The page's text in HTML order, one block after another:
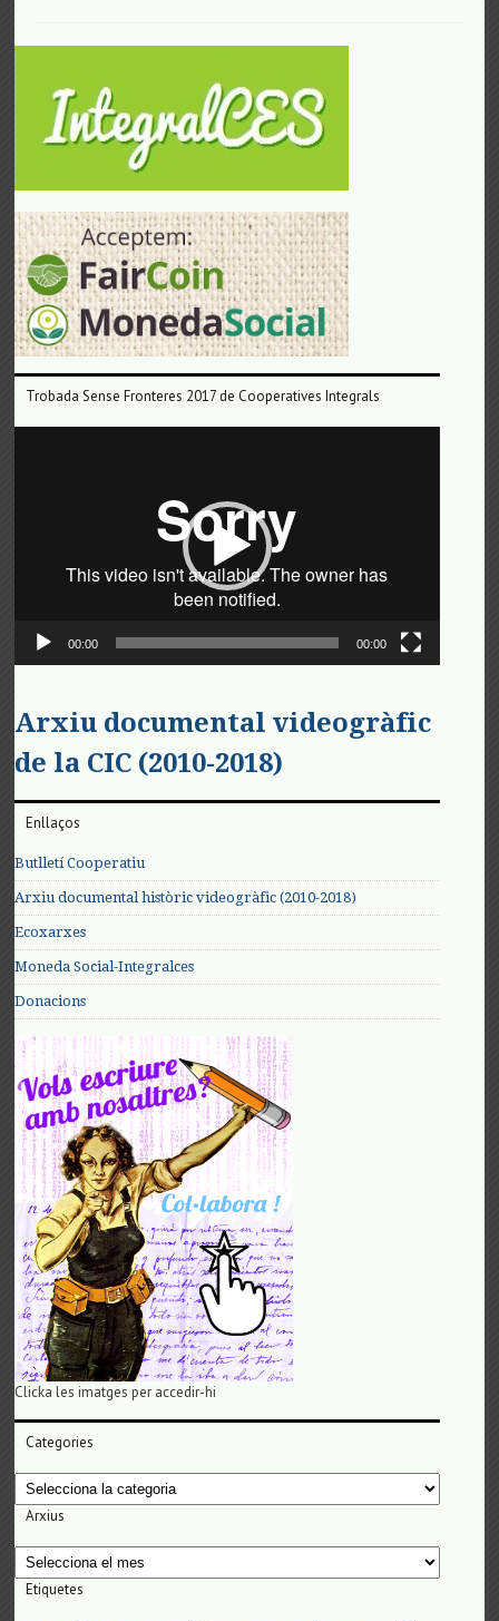
Trobada Sense Fronteres 2017 de Cooperatives Integrals
00:00 00:00
Arxiu documental videogràfic
de la CIC (2010-2018)
Enllaços
Butlletí Cooperatiu
Arxiu documental històric videogràfic (2010-2018)
Ecoxarxes
Moneda Social-Integralces
Donacions
Clicka les imatges per accedir-hi
Categories
Categories
Arxius
Arxius
Etiquetes